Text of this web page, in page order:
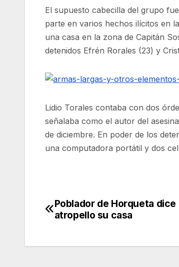
El supuesto cabecilla del grupo
parte en varios hechos ilícitos en
una casa en la zona de Capitán
detenidos Efrén Rorales (23) y
Lidio Torales contaba con dos
señalaba como el autor del
de diciembre. En poder de los
una computadora portátil y dos
Navegación
entradas
Poblador de Horqueta dice
atropello su casa